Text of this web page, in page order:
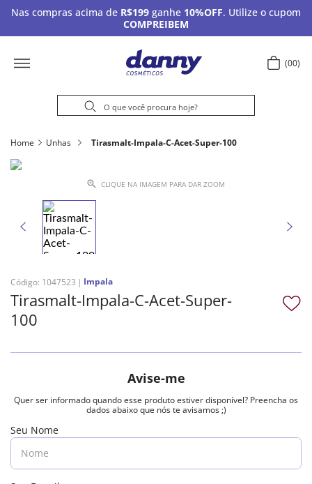
Nas compras acima de R$199 ganhe 10%OFF. Utilize o cupom
COMPREIBEM
00
Home Unhas Tirasmalt-Impala-C-Acet-Super-100
CLIQUE NA IMAGEM PARA DAR ZOOM
Código: 1047523 Impala
Tirasmalt-Impala-C-Acet-Super-
100